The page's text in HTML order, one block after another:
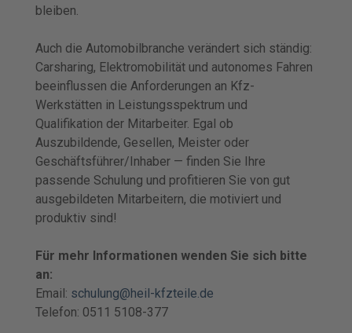
bleiben.
Auch die Automobilbranche verändert sich ständig:
Carsharing, Elektromobilität und autonomes Fahren
beeinflussen die Anforderungen an Kfz-
Werkstätten in Leistungsspektrum und
Qualifikation der Mitarbeiter. Egal ob
Auszubildende, Gesellen, Meister oder
Geschäftsführer/Inhaber — finden Sie Ihre
passende Schulung und profitieren Sie von gut
ausgebildeten Mitarbeitern, die motiviert und
produktiv sind!
Für mehr Informationen wenden Sie sich bitte
an:
Email: schulung@heil-kfzteile.de
Telefon: 0511 5108-377